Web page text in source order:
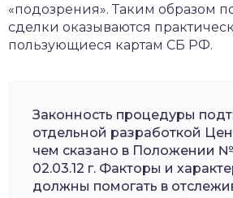
«подозрения». Таким образом
сделки оказываются
пользующиеся картам СБ РФ.
Законность процедуры
отдельной разработкой
чем сказано в Положении
02.03.12 г. Факторы и
должны помогать в